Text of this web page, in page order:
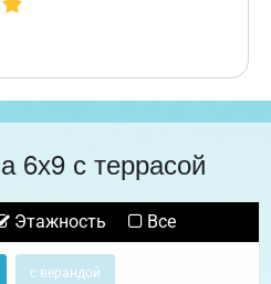
6х9 с террасой
Этажность Все
с верандой